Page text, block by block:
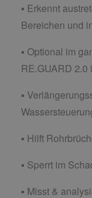
▪ Erkennt
Bereichen und
▪ Optional im
RE.GUARD 2.0
▪
▪ Hilft
▪ Sperrt im
▪ Misst &